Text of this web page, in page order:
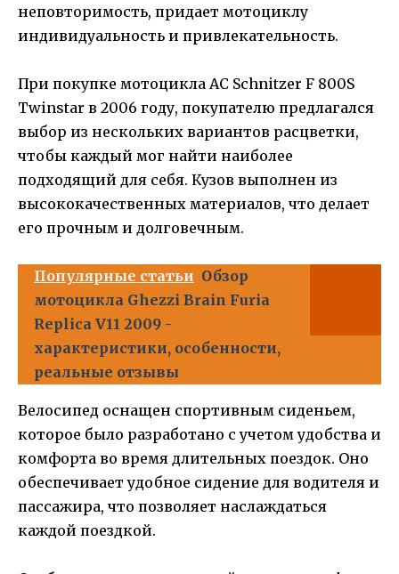
неповторимость, придает мотоциклу
индивидуальность и привлекательность.
При покупке мотоцикла AC Schnitzer F 800S
Twinstar в 2006 году, покупателю предлагался
выбор из нескольких вариантов расцветки,
чтобы каждый мог найти наиболее
подходящий для себя. Кузов выполнен из
высококачественных материалов, что делает
его прочным и долговечным.
Популярные статьи Обзор
мотоцикла Ghezzi Brain Furia
Replica V11 2009 -
характеристики, особенности,
реальные отзывы
Велосипед оснащен спортивным сиденьем,
которое было разработано с учетом удобства и
комфорта во время длительных поездок. Оно
обеспечивает удобное сидение для водителя и
пассажира, что позволяет наслаждаться
каждой поездкой.